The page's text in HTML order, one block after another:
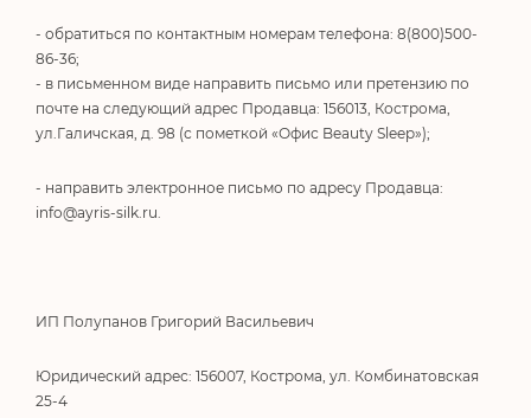
- обратиться по контактным номерам телефона: 8(800)500-
86-36;
- в письменном виде направить письмо или претензию по
почте на следующий адрес Продавца: 156013, Кострома,
ул.Галичская, д. 98 (с пометкой «Офис Beauty Sleep»);
- направить электронное письмо по адресу Продавца:
info@ayris-silk.ru.
ИП Полупанов Григорий Васильевич
Юридический адрес: 156007, Кострома, ул. Комбинатовская
25-4